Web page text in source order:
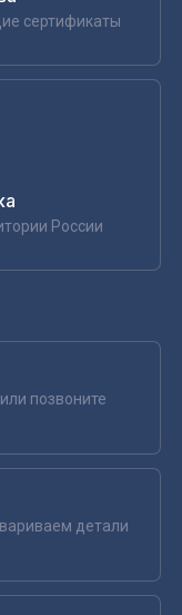
сертификаты
России
позвоните
детали